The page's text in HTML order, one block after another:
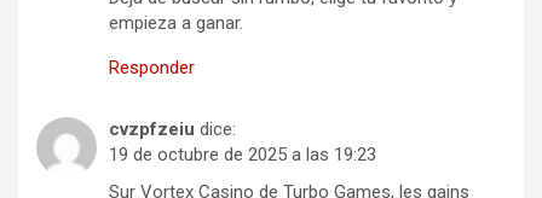
empieza a ganar.
Responder
cvzpfzeiu dice:
19 de octubre de 2025 a las 19:23
Sur Vortex Casino de Turbo Games, les gains